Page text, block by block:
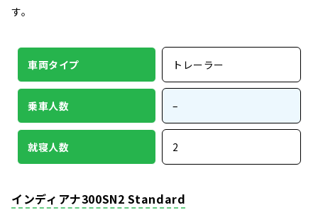
す。
車両タイプ トレーラー
乗車人数 –
就寝人数 2
インディアナ300SN2 Standard